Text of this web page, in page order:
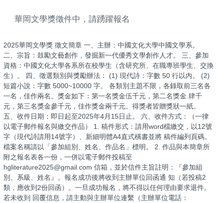
華岡文學獎徵件中，請踴躍報名
2025華岡文學獎 徵文簡章 一、主辦：中國文化大學中國文學系。
二、宗旨：鼓勵文藝創作，發掘新㇐代優秀文學創作人才。 三、參加
資格：中國文化大學各系所在校學生（含研究所、在職專班學生、交換
生）。 四、徵選類別與獎勵辦法： (1) 現代詩：字數 50 行以內。 (2)
短篇小說：字數 5000~10000 字。 各類別主題不限，各錄取前三名各
㇐名，佳作兩名。獎金如下：第㇐名獎金伍千元，第二名獎金 肆千
元，第三名獎金參千元，佳作獎金兩千元。得獎者皆贈獎狀㇐紙。
五、收件日期：即日起至2025年4月15日止。 六、收件方式：（㇐律
以電子郵件報名與繳交作品） 1. 稿件形式：請用word檔繳交，以12號
字（現代詩請用14號字）、新細明體A4直式橫書並將 稿件編列頁碼。
檔案名稱請以「參加組別、姓名、作品名」標明。 2. 作品與本簡章所
附之報名表各㇐份，㇐併以電子郵件投稿至
hgliterature2025@gmail.com 信箱，並於信件主旨註明：『參加組
別、系級、姓名』。報名成功後將收到主辦單位回函通 知（若投稿2
類，應收到2份回函）。㇐旦成功報名，將不得以任何理由要求退件。
若未收到 回覆信息，請主動與主辦單位連繫（主辦單位電話：